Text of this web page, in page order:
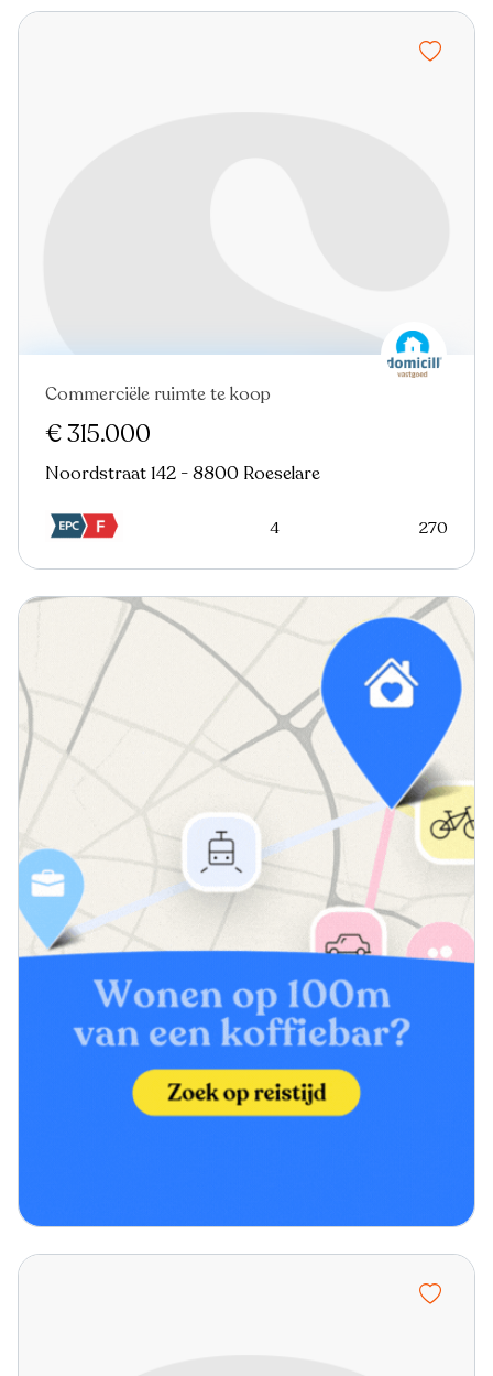
Commerciële ruimte te koop
€ 315.000
Noordstraat 142 - 8800 Roeselare
4 270